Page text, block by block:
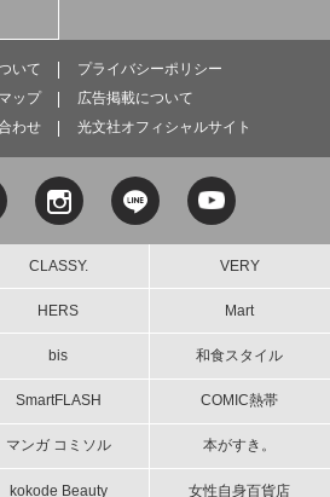
いて
プライバシーポリシー
ップ
広告掲載について
わせ
光文社オフィシャルサイト
CLASSY. VERY
HERS Mart
bis 和食スタイル
SmartFLASH COMIC熱帯
マンガ コミソル 本がすき。
kokode Beauty 女性自身百貨店